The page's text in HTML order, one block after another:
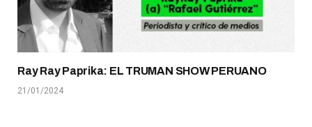
Ray Ray Paprika: EL TRUMAN SHOW PERUANO
21/01/2024